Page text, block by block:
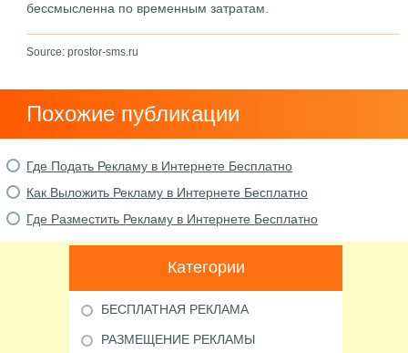
бессмысленна по временным затратам.
Source: prostor-sms.ru
Похожие публикации
Где Подать Рекламу в Интернете Бесплатно
Как Выложить Рекламу в Интернете Бесплатно
Где Разместить Рекламу в Интернете Бесплатно
Категории
БЕСПЛАТНАЯ РЕКЛАМА
РАЗМЕЩЕНИЕ РЕКЛАМЫ